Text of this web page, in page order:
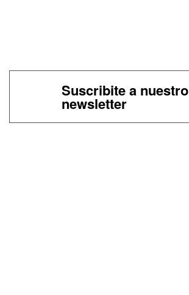
Suscribite a nuestro
newsletter